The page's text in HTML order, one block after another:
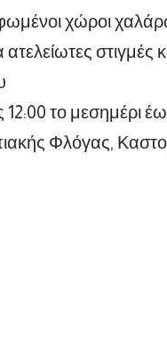
χώροι
ατελείωτες
12:00 το μεσημέρι
Φλόγας,